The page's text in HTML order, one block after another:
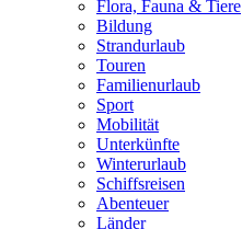
Flora, Fauna & Tiere
Bildung
Strandurlaub
Touren
Familienurlaub
Sport
Mobilität
Unterkünfte
Winterurlaub
Schiffsreisen
Abenteuer
Länder